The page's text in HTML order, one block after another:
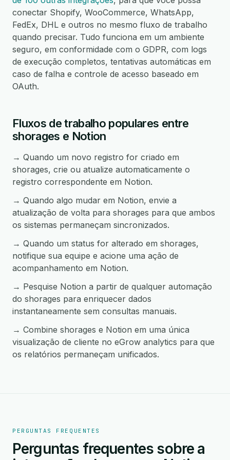
conectar Shopify, WooCommerce, WhatsApp,
FedEx, DHL e outros no mesmo fluxo de trabalho
quando precisar. Tudo funciona em um ambiente
seguro, em conformidade com o GDPR, com logs
de execução completos, tentativas automáticas em
caso de falha e controle de acesso baseado em
OAuth.
Fluxos de trabalho populares entre
shorages e Notion
→ Quando um novo registro for criado em
shorages, crie ou atualize automaticamente o
registro correspondente em Notion.
→ Quando algo mudar em Notion, envie a
atualização de volta para shorages para que ambos
os sistemas permaneçam sincronizados.
→ Quando um status for alterado em shorages,
notifique sua equipe e acione uma ação de
acompanhamento em Notion.
→ Pesquise Notion a partir de qualquer automação
do shorages para enriquecer dados
instantaneamente sem consultas manuais.
→ Combine shorages e Notion em uma única
visualização de cliente no eGrow analytics para que
os relatórios permaneçam unificados.
PERGUNTAS FREQUENTES
Perguntas frequentes sobre a